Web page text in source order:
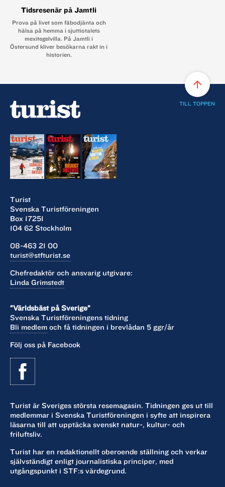
Tidsresenär på Jamtli
Prova på livet som fäbodjänta och
hälsa på hemma i sjuttiotalets
mexitegelvilla. På Jamtli i
Östersund kliver besökarna rakt in i
historien.
Turist
Svenska Turistföreningen
Box 17251
104 62 Stockholm
08-463 21 00
turist@stfturist.se
Chefredaktör och ansvarig utgivare:
Linda Grimstedt
”Världsbäst på Sverige”
Svenska Turistföreningens tidning
Bli medlem och få tidningen i brevlådan 5 ggr/år
Följ oss på Facebook
Turist är Sveriges största resemagasin. Tidningen ges ut till
medlemmar i Svenska Turistföreningen i syfte att inspirera
läsarna till att upptäcka svenskt natur-, kultur- och
friluftsliv.
Turist har en redaktionellt oberoende ställning och verkar
självständigt enligt journalistiska principer, med
utgångspunkt i STF:s värdegrund.
arrow_upward
TILL TOPPEN